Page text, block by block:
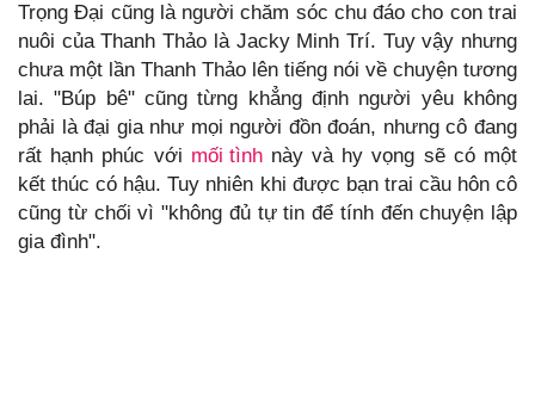
Trọng Đại cũng là người chăm sóc chu đáo cho con trai
nuôi của Thanh Thảo là Jacky Minh Trí. Tuy vậy nhưng
chưa một lần Thanh Thảo lên tiếng nói về chuyện tương
lai. "Búp bê" cũng từng khẳng định người yêu không
phải là đại gia như mọi người đồn đoán, nhưng cô đang
rất hạnh phúc với mối tìnhnày và hy vọng sẽ có một
kết thúc có hậu. Tuy nhiên khi được bạn trai cầu hôn cô
cũng từ chối vì "không đủ tự tin để tính đến chuyện lập
gia đình".